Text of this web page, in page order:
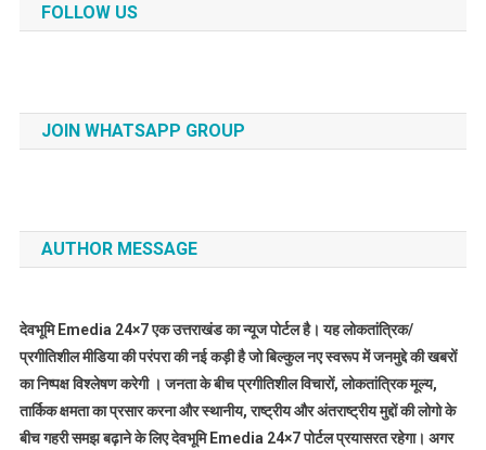
FOLLOW US
JOIN WHATSAPP GROUP
AUTHOR MESSAGE
देवभूमि Emedia 24×7 एक उत्तराखंड का न्यूज पोर्टल है। यह लोकतांत्रिक/
प्रगीतिशील मीडिया की परंपरा की नई कड़ी है जो बिल्कुल नए स्वरूप में जनमुद्दे की खबरों
का निष्पक्ष विश्लेषण करेगी । जनता के बीच प्रगीतिशील विचारों, लोकतांत्रिक मूल्य,
तार्किक क्षमता का प्रसार करना और स्थानीय, राष्ट्रीय और अंतराष्ट्रीय मुद्दों की लोगो के
बीच गहरी समझ बढ़ाने के लिए देवभूमि Emedia 24×7 पोर्टल प्रयासरत रहेगा। अगर